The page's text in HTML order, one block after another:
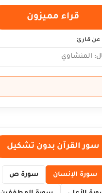
قراء مميزون
عن قارئ
سور القرآن بدون تشكيل
سورة الإنسان سورة ص